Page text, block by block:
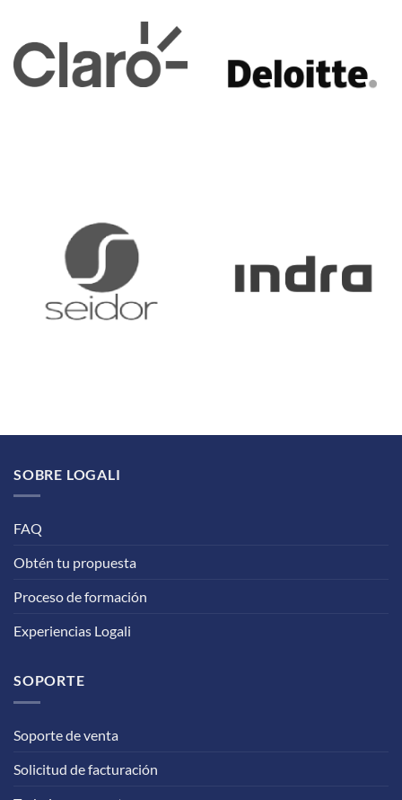
SOBRE LOGALI
FAQ
Obtén tu propuesta
Proceso de formación
Experiencias Logali
SOPORTE
Soporte de venta
Solicitud de facturación